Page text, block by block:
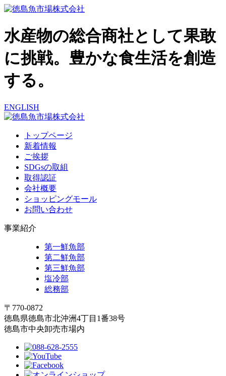
水産物の総合商社として果敢
に挑戦。豊かな食生活を創造
する。
ENGLISH
トップページ
新着情報
ご挨拶
SDGsの取組
取得認証
会社概要
ショッピングモール
お問い合わせ
事業紹介
第一鮮魚部
第二鮮魚部
第三鮮魚部
塩冷部
総務部
〒770-0872
徳島県徳島市北沖洲4丁目1番38号
徳島市中央卸売市場内